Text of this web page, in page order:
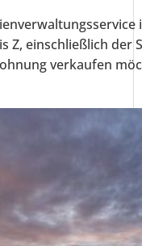
Z, einschließlich der
verkaufen